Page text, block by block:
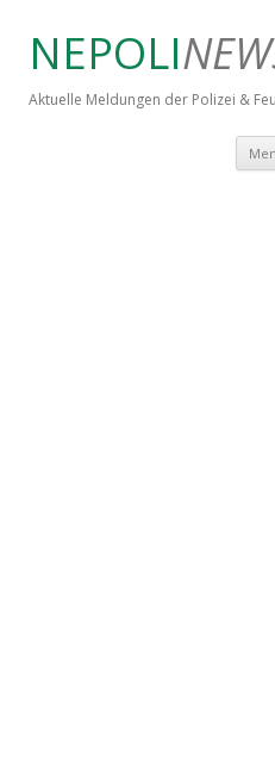
NEPOLI
Aktuelle Meldungen der Polizei &